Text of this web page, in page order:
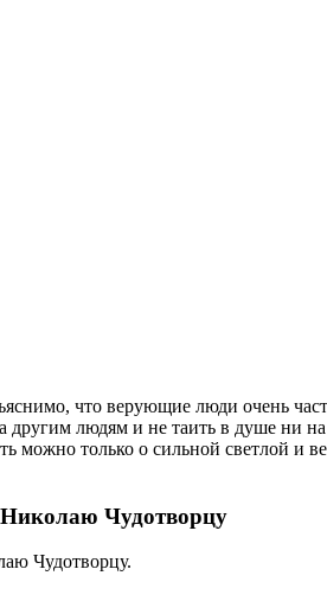
что верующие люди очень
людям и не таить в душе ни
можно только о сильной светлой и
Чудотворцу
Чудотворцу.